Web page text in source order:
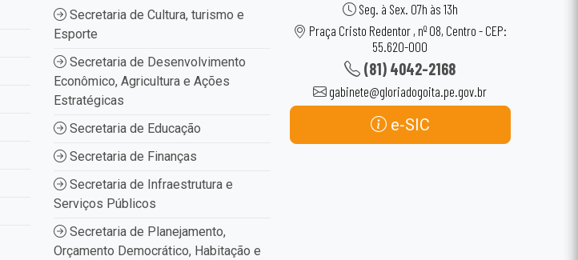
Secretaria de Cultura, turismo e
Esporte
Secretaria de Desenvolvimento
Econômico, Agricultura e Ações
Estratégicas
Secretaria de Educação
Secretaria de Finanças
Secretaria de Infraestrutura e
Serviços Públicos
Secretaria de Planejamento,
Orçamento Democrático, Habitação e
Seg. à Sex. 07h às 13h
Praça Cristo Redentor , nº 08, Centro - CEP:
55.620-000
(81) 4042-2168
gabinete@gloriadogoita.pe.gov.br
e-SIC